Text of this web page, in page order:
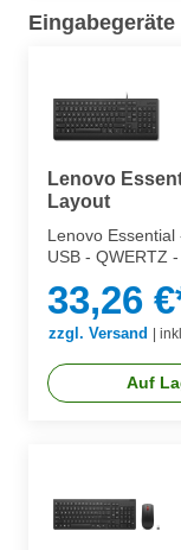
Eingabegeräte
Lenovo
Layout
Lenovo
USB - QWERTZ
33,26
zzgl. Versand
Auf